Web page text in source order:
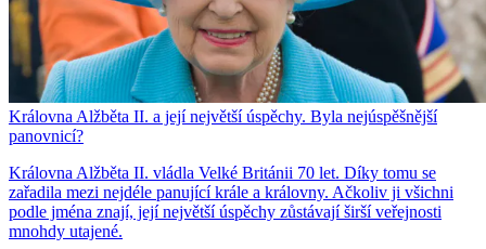
Královna Alžběta II. a její největší úspěchy. Byla nejúspěšnější
panovnicí?
Královna Alžběta II. vládla Velké Británii 70 let. Díky tomu se
zařadila mezi nejdéle panující krále a královny. Ačkoliv ji všichni
podle jména znají, její největší úspěchy zůstávají širší veřejnosti
mnohdy utajené.